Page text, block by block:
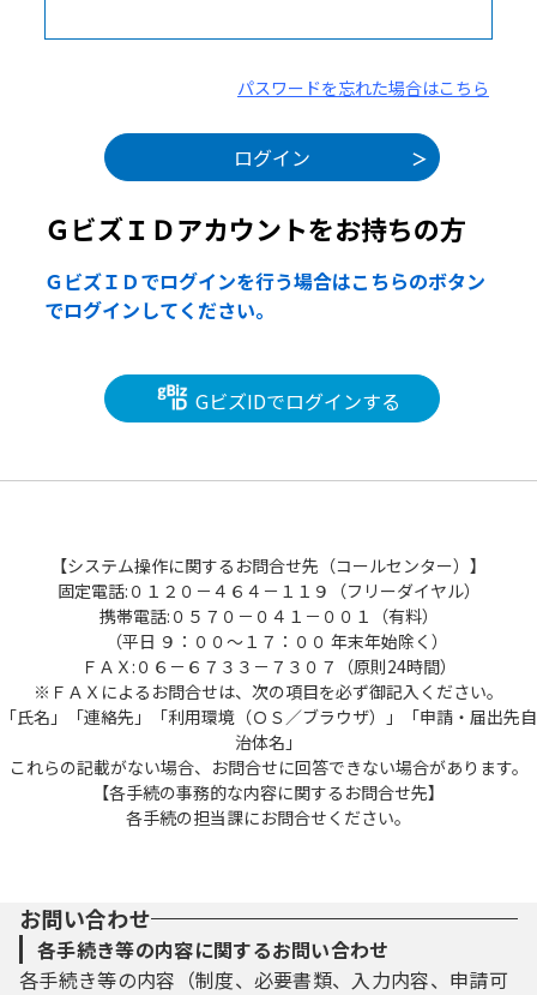
パスワードを忘れた場合はこちら
ＧビズＩＤアカウントをお持ちの方
ＧビズＩＤでログインを行う場合はこちらのボタン
でログインしてください。
GビズIDでログインする
【システム操作に関するお問合せ先（コールセンター）】
固定電話:０１２０－４６４－１１９（フリーダイヤル）
携帯電話:０５７０－０４１－００１（有料）
（平日 ９：００～１７：００ 年末年始除く）
ＦＡＸ:０６－６７３３－７３０７（原則24時間）
※ＦＡＸによるお問合せは、次の項目を必ず御記入ください。
「氏名」「連絡先」「利用環境（ＯＳ／ブラウザ）」「申請・届出先自
治体名」
これらの記載がない場合、お問合せに回答できない場合があります。
【各手続の事務的な内容に関するお問合せ先】
各手続の担当課にお問合せください。
お問い合わせ
各手続き等の内容に関するお問い合わせ
各手続き等の内容（制度、必要書類、入力内容、申請可